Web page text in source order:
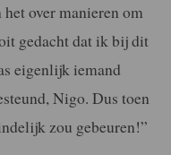
over manieren om
gedacht dat ik bij dit
eigenlijk iemand
Nigo. Dus toen
zou gebeuren!”